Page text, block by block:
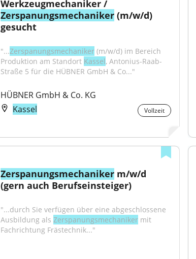
Werkzeugmechaniker /
Zerspanungsmechaniker (m/w/d)
gesucht
"...Zerspanungsmechaniker (m/w/d) im Bereich
Produktion am Standort Kassel, Antonius-Raab-
Straße 5 für die HÜBNER GmbH & Co..."
HÜBNER GmbH & Co. KG
Kassel
Vollzeit
Zerspanungsmechaniker m/w/d
(gern auch Berufseinsteiger)
"...durch Sie verfügen über eine abgeschlossene
Ausbildung als Zerspanungsmechaniker mit
Fachrichtung Frästechnik..."